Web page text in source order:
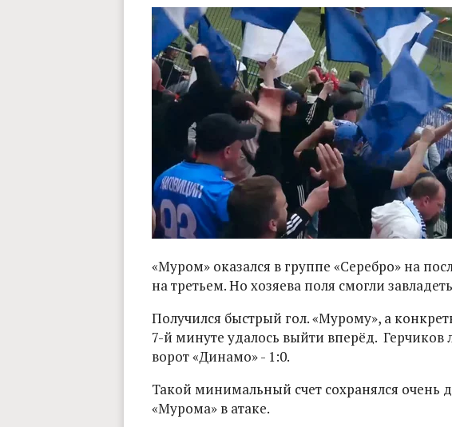
«Муром» оказался в группе «Серебро» на
на третьем. Но хозяева поля смогли
Получился быстрый гол. «Мурому», а
7-й минуте удалось выйти вперёд. Герчиков
ворот «Динамо» - 1:0.
Такой минимальный счет сохранялся очень
«Мурома» в атаке.